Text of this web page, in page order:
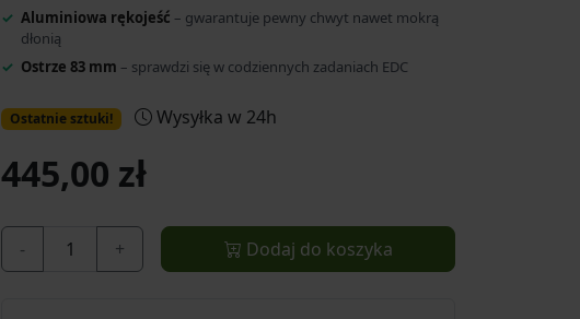
Aluminiowa rękojeść – gwarantuje pewny chwyt nawet mokrą
dłonią
Ostrze 83 mm – sprawdzi się w codziennych zadaniach EDC
Ostatnie sztuki! Wysyłka w 24h
445,00 zł
- + Dodaj do koszyka